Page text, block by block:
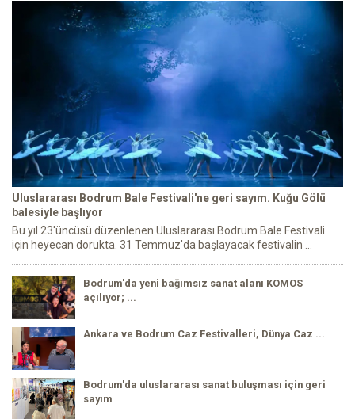
Uluslararası Bodrum Bale Festivali'ne geri sayım. Kuğu Gölü
balesiyle başlıyor
Bu yıl 23'üncüsü düzenlenen Uluslararası Bodrum Bale Festivali
için heyecan dorukta. 31 Temmuz'da başlayacak festivalin ...
Bodrum'da yeni bağımsız sanat alanı KOMOS
açılıyor; ...
Ankara ve Bodrum Caz Festivalleri, Dünya Caz ...
Bodrum'da uluslararası sanat buluşması için geri
sayım